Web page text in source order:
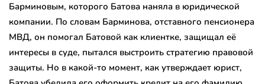
Барминовым, которого Батова наняла в юридической
компании. По словам Барминова, отставного пенсионера
МВД, он помогал Батовой как клиентке, защищал её
интересы в суде, пытался выстроить стратегию правовой
защиты. Но в какой-то момент, как утверждает юрист,